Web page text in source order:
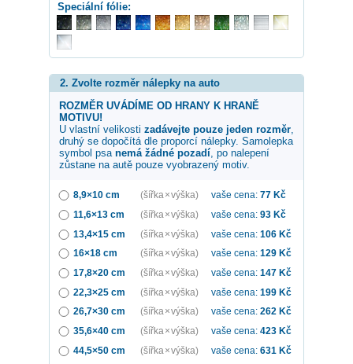
Speciální fólie:
2. Zvolte rozměr nálepky na auto
ROZMĚR UVÁDÍME OD HRANY K HRANĚ
MOTIVU!
U vlastní velikosti zadávejte pouze jeden rozměr,
druhý se dopočítá dle proporcí nálepky. Samolepka
symbol psa nemá žádné pozadí, po nalepení
zůstane na autě pouze vyobrazený motiv.
8,9×10 cm (šířka × výška) vaše cena: 77 Kč
11,6×13 cm
(šířka × výška) vaše cena: 93 Kč
13,4×15 cm
(šířka × výška) vaše cena: 106 Kč
16×18 cm
(šířka × výška) vaše cena: 129 Kč
17,8×20 cm
(šířka × výška) vaše cena: 147 Kč
22,3×25 cm
(šířka × výška) vaše cena: 199 Kč
26,7×30 cm
(šířka × výška) vaše cena: 262 Kč
35,6×40 cm
(šířka × výška) vaše cena: 423 Kč
44,5×50 cm
(šířka × výška) vaše cena: 631 Kč